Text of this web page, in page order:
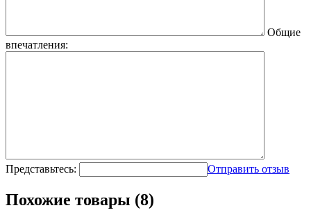
Общие
впечатления:
Представьтесь: Отправить отзыв
Похожие товары (8)